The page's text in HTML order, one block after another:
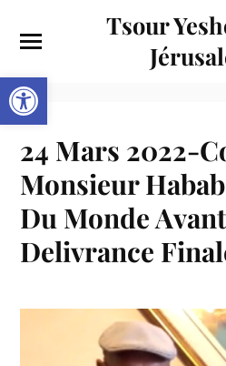
Ouvrir la barre d’outils
Tsour
24 Mars 2022-
Monsieur
Du Monde
Delivrance